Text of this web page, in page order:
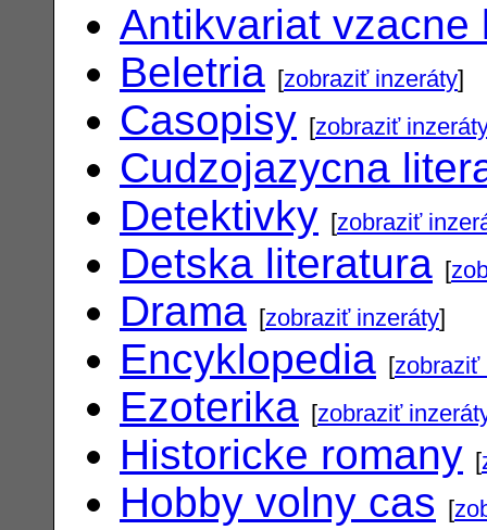
Antikvariat vzacne
Beletria [zobraziť inzeráty]
Casopisy [zobraziť
Cudzojazycna
Detektivky [zobraziť
Detska literatura [
Drama [zobraziť inzeráty]
Encyklopedia [zobraziť
Ezoterika [zobraziť
Historicke romany [
Hobby volny cas [